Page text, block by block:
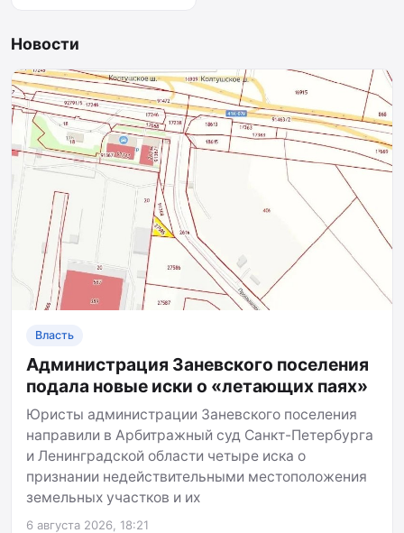
Новости
Власть
Администрация Заневского поселения
подала новые иски о «летающих паях»
Юристы администрации Заневского поселения
направили в Арбитражный суд Санкт-Петербурга
и Ленинградской области четыре иска о
признании недействительными местоположения
земельных участков и их
6 августа 2026, 18:21